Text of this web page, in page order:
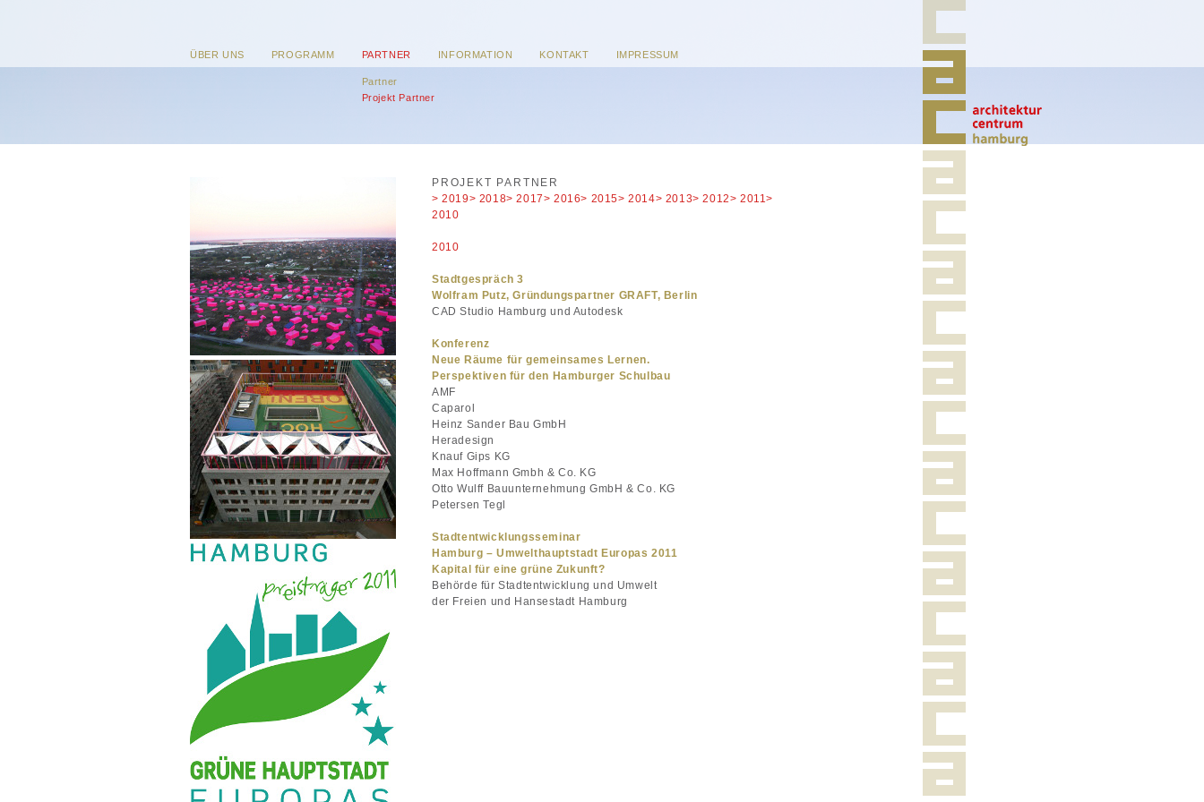
ÜBER UNS PROGRAMM PARTNER
Partner
Projekt Partner
INFORMATION KONTAKT IMPRESSUM
PROJEKT PARTNER
> 2019> 2018> 2017> 2016> 2015> 2014> 2013> 2012> 2011>
2010
2010
Stadtgespräch 3
Wolfram Putz, Gründungspartner GRAFT, Berlin
CAD Studio Hamburg und Autodesk
Konferenz
Neue Räume für gemeinsames Lernen.
Perspektiven für den Hamburger Schulbau
AMF
Caparol
Heinz Sander Bau GmbH
Heradesign
Knauf Gips KG
Max Hoffmann Gmbh & Co. KG
Otto Wulff Bauunternehmung GmbH & Co. KG
Petersen Tegl
Stadtentwicklungsseminar
Hamburg – Umwelthauptstadt Europas 2011
Kapital für eine grüne Zukunft?
Behörde für Stadtentwicklung und Umwelt
der Freien und Hansestadt Hamburg